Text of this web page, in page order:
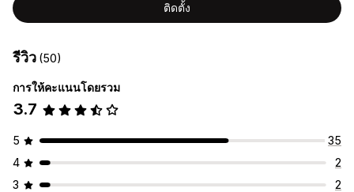
ติดตั้ง
รีวิว (50)
การให้คะแนนโดยรวม
3.7
5
35
4
2
3
2